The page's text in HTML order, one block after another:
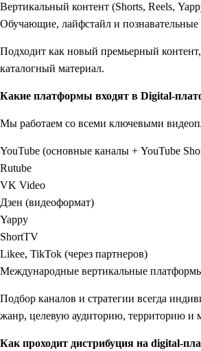
Вертикальный контент (Shorts, Reels,
Обучающие, лайфстайл и познавательные
Подходит как новый премьерный
каталогный материал.
Какие платформы входят в Digital-
Мы работаем со всеми ключевыми
YouTube (основные каналы + YouTube
Rutube
VK Video
Дзен (видеоформат)
Yappy
ShortTV
Likee, TikTok (через партнеров)
Международные вертикальные
Подбор каналов и стратегии всегда
жанр, целевую аудиторию, территорию и
Как проходит дистрибуция на digital-